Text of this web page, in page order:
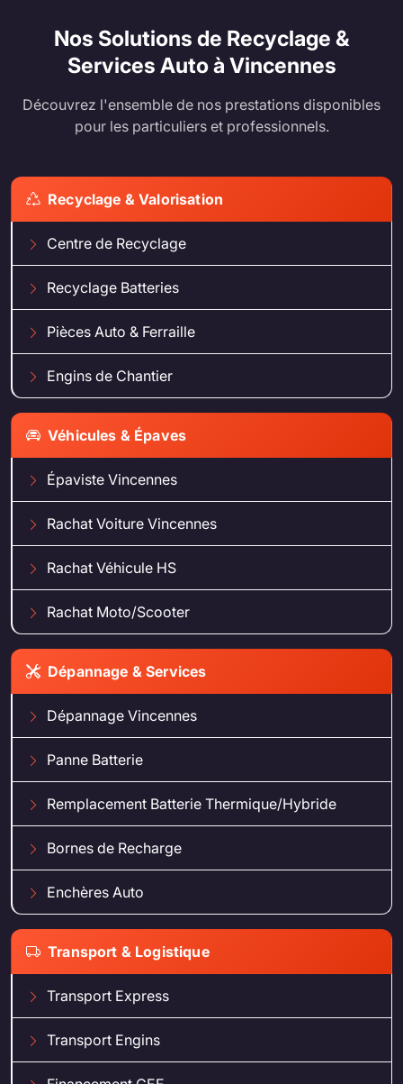
Nos Solutions de Recyclage &
Services Auto à Vincennes
Découvrez l'ensemble de nos prestations disponibles
pour les particuliers et professionnels.
Recyclage & Valorisation
Centre de Recyclage
Recyclage Batteries
Pièces Auto & Ferraille
Engins de Chantier
Véhicules & Épaves
Épaviste Vincennes
Rachat Voiture Vincennes
Rachat Véhicule HS
Rachat Moto/Scooter
Dépannage & Services
Dépannage Vincennes
Panne Batterie
Remplacement Batterie Thermique/Hybride
Bornes de Recharge
Enchères Auto
Transport & Logistique
Transport Express
Transport Engins